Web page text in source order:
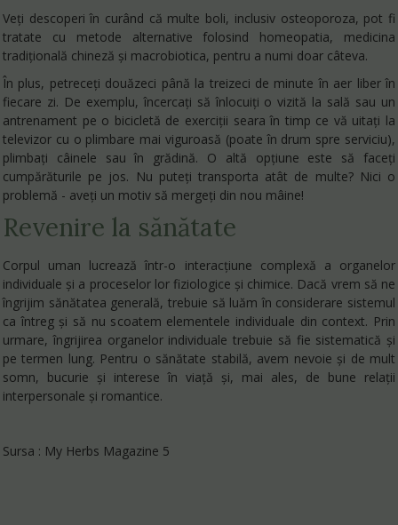
Veți descoperi în curând că multe boli, inclusiv osteoporoza, pot fi
tratate cu metode alternative folosind homeopatia, medicina
tradițională chineză și macrobiotica, pentru a numi doar câteva.
În plus, petreceți douăzeci până la treizeci de minute în aer liber în
fiecare zi. De exemplu, încercați să înlocuiți o vizită la sală sau un
antrenament pe o bicicletă de exerciții seara în timp ce vă uitați la
televizor cu o plimbare mai viguroasă (poate în drum spre serviciu),
plimbați câinele sau în grădină. O altă opțiune este să faceți
cumpărăturile pe jos. Nu puteți transporta atât de multe? Nici o
problemă - aveți un motiv să mergeți din nou mâine!
Revenire la sănătate
Corpul uman lucrează într-o interacțiune complexă a organelor
individuale și a proceselor lor fiziologice și chimice. Dacă vrem să ne
îngrijim sănătatea generală, trebuie să luăm în considerare sistemul
ca întreg și să nu scoatem elementele individuale din context. Prin
urmare, îngrijirea organelor individuale trebuie să fie sistematică și
pe termen lung. Pentru o sănătate stabilă, avem nevoie și de mult
somn, bucurie și interese în viață și, mai ales, de bune relații
interpersonale și romantice.
Sursa : My Herbs Magazine 5